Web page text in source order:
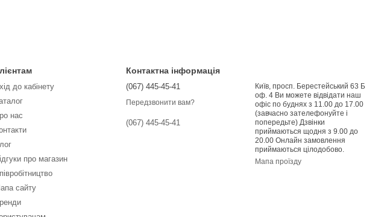
до кабінету
нас
про магазин
сайту
Контактна інформація
(067) 445-45-41
Передзвонити вам?
(067) 445-45-41
Київ, просп. Берестейський 63 Б
оф. 4 Ви можете відвідати наш
офіс по буднях з 11.00 до 17.00
(завчасно зателефонуйте і
попередьте) Дзвінки
приймаються щодня з 9.00 до
20.00 Онлайн замовлення
приймаються цілодобово.
Мапа проїзду